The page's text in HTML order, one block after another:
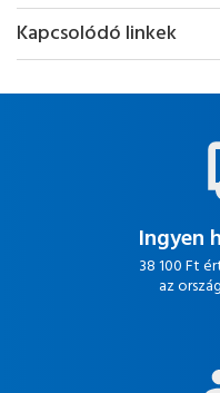
Kapcsolódó linkek
Ingyen
38 100 Ft
az